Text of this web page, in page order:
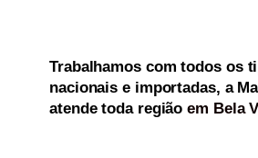
Trabalhamos com todos os
nacionais e importadas, a
atende toda região em Bela